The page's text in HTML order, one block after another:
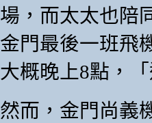
場，而太太也陪
金門最後一班飛
大概晚上8點，
然而，金門尚義